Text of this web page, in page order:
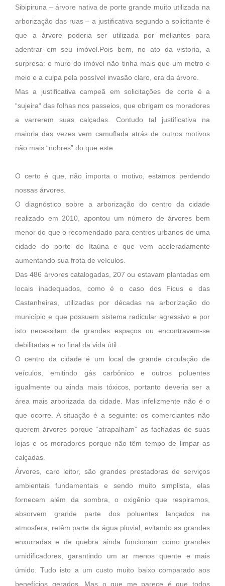
Sibipiruna – árvore nativa de porte grande muito utilizada na
arborização das ruas – a justificativa segundo a solicitante é
que a árvore poderia ser utilizada por meliantes para
adentrar em seu imóvel.Pois bem, no ato da vistoria, a
surpresa: o muro do imóvel não tinha mais que um metro e
meio e a culpa pela possível invasão claro, era da árvore.
Mas a justificativa campeã em solicitações de corte é a
“sujeira“ das folhas nos passeios, que obrigam os moradores
a varrerem suas calçadas. Contudo tal justificativa na
maioria das vezes vem camuflada atrás de outros motivos
não mais “nobres” do que este.
O certo é que, não importa o motivo, estamos perdendo
nossas árvores.
O diagnóstico sobre a arborização do centro da cidade
realizado em 2010, apontou um número de árvores bem
menor do que o recomendado para centros urbanos de uma
cidade do porte de Itaúna e que vem aceleradamente
aumentando sua frota de veículos.
Das 486 árvores catalogadas, 207 ou estavam plantadas em
locais inadequados, como é o caso dos Ficus e das
Castanheiras, utilizadas por décadas na arborização do
município e que possuem sistema radicular agressivo e por
isto necessitam de grandes espaços ou encontravam-se
debilitadas e no final da vida útil.
O centro da cidade é um local de grande circulação de
veículos, emitindo gás carbônico e outros poluentes
igualmente ou ainda mais tóxicos, portanto deveria ser a
área mais arborizada da cidade. Mas infelizmente não é o
que ocorre. A situação é a seguinte: os comerciantes não
querem árvores porque “atrapalham” as fachadas de suas
lojas e os moradores porque não têm tempo de limpar as
calçadas.
Árvores, caro leitor, são grandes prestadoras de serviços
ambientais fundamentais e sendo muito simplista, elas
fornecem além da sombra, o oxigênio que respiramos,
absorvem grande parte dos poluentes lançados na
atmosfera, retêm parte da água pluvial, evitando as grandes
enxurradas e de quebra ainda funcionam como grandes
umidificadores, garantindo um ar menos quente e mais
úmido. Tudo isto a um custo muito baixo comparado aos
benefícios gerados. Mas o que me parece é que todos